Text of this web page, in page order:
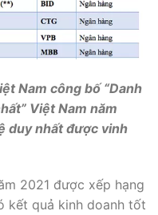
Nam công bố “Danh
Việt Nam năm
duy nhất được vinh
2021 được xếp hạng
kết quả kinh doanh tốt